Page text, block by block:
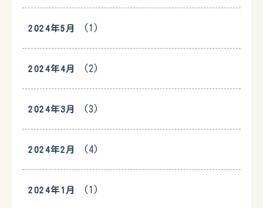
2024年5月 (1)
2024年4月 (2)
2024年3月 (3)
2024年2月 (4)
2024年1月 (1)